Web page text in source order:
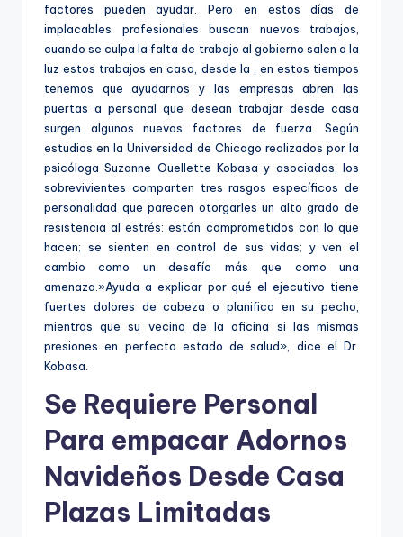
factores pueden ayudar. Pero en estos días de
implacables profesionales buscan nuevos trabajos,
cuando se culpa la falta de trabajo al gobierno salen a la
luz estos trabajos en casa, desde la , en estos tiempos
tenemos que ayudarnos y las empresas abren las
puertas a personal que desean trabajar desde casa
surgen algunos nuevos factores de fuerza. Según
estudios en la Universidad de Chicago realizados por la
psicóloga Suzanne Ouellette Kobasa y asociados, los
sobrevivientes comparten tres rasgos específicos de
personalidad que parecen otorgarles un alto grado de
resistencia al estrés: están comprometidos con lo que
hacen; se sienten en control de sus vidas; y ven el
cambio como un desafío más que como una
amenaza.»Ayuda a explicar por qué el ejecutivo tiene
fuertes dolores de cabeza o planifica en su pecho,
mientras que su vecino de la oficina si las mismas
presiones en perfecto estado de salud», dice el Dr.
Kobasa.
Se Requiere Personal
Para empacar Adornos
Navideños Desde Casa
Plazas Limitadas